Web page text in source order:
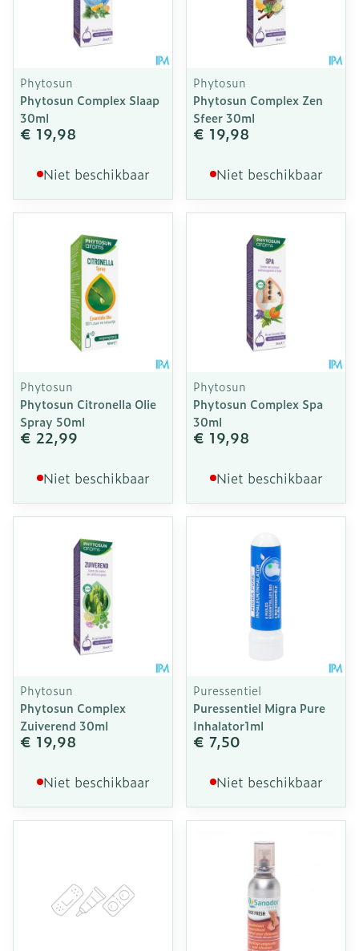
Phytosun
Phytosun Complex Slaap
30ml
€ 19,98
Niet beschikbaar
Phytosun
Phytosun Complex Zen
Sfeer 30ml
€ 19,98
Niet beschikbaar
Phytosun
Phytosun Citronella Olie
Spray 50ml
€ 22,99
Niet beschikbaar
Phytosun
Phytosun Complex Spa
30ml
€ 19,98
Niet beschikbaar
Phytosun
Phytosun Complex
Zuiverend 30ml
€ 19,98
Niet beschikbaar
Puressentiel
Puressentiel Migra Pure
Inhalator1ml
€ 7,50
Niet beschikbaar